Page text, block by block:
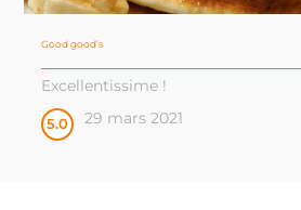
Good good’s
Excellentissime !
5.0 29 mars 2021